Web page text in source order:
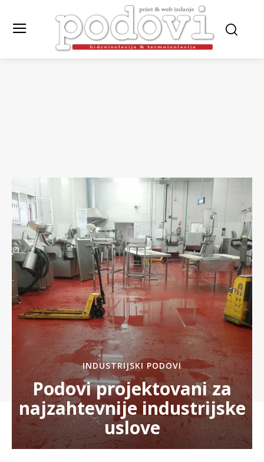
INDUSTRIJSKI PODOVI
Podovi projektovani za
najzahtevnije industrijske
uslove